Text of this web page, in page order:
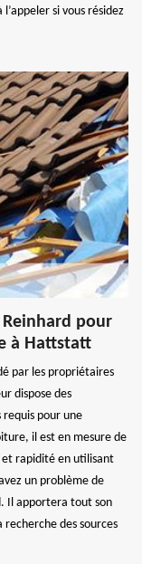
si vous résidez
Reinhard pour
à Hattstatt
par les propriétaires
dispose des
requis pour une
il est en mesure de
et rapidité en utilisant
un problème de
Il apportera tout son
recherche des sources